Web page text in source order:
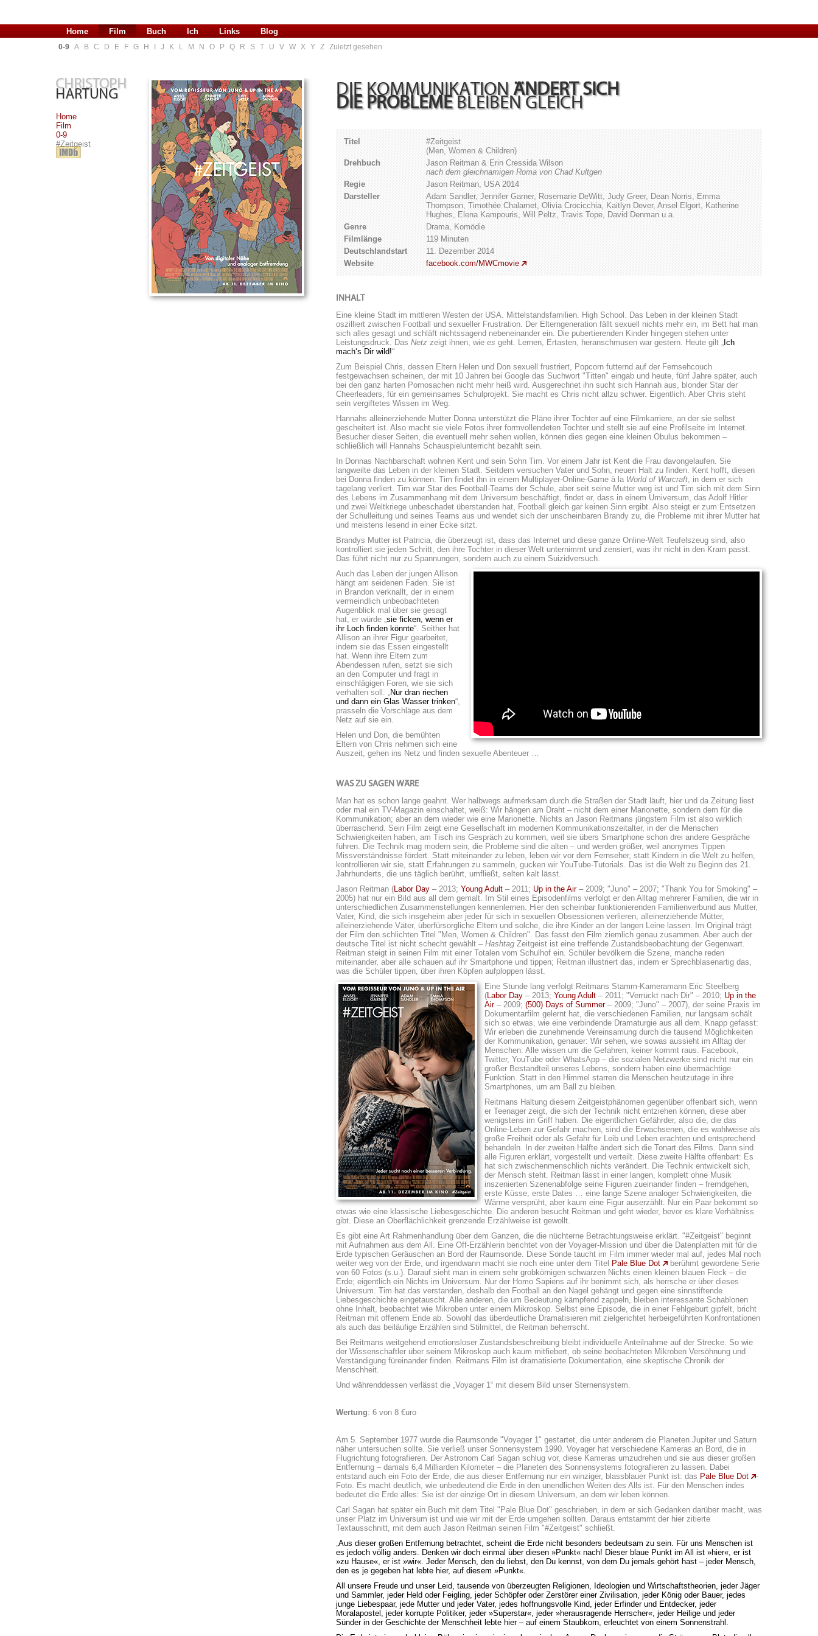
Home Film Buch Ich Links Blog
0-9 A B C D E F G H J K L M N O P Q R S T U V W X Y Z Zuletzt gesehen
Home
Film
0-9
#Zeitgeist
DIE KOMMUNIKATION ÄNDERT SICH
DIE PROBLEMEBLEIBEN GLEICH
Titel
#Zeitgeist
(Men, Women & Children)
Drehbuch
Jason Reitman & Erin Cressida Wilson
nach dem gleichnamigen Roma von Chad Kultgen
Regie
Jason Reitman, USA 2014
Darsteller
Adam Sandler, Jennifer Garner, Rosemarie DeWitt, Judy Greer, Dean Norris, Emma
Thompson, Timothée Chalamet, Olivia Crocicchia, Kaitlyn Dever, Ansel Elgort, Katherine
Hughes, Elena Kampouris, Will Peltz, Travis Tope, David Denman u.a.
Genre
Drama, Komödie
Filmlänge
119 Minuten
Deutschlandstart
11. Dezember 2014
Website
facebook.com/MWCmovie
INHALT
Eine kleine Stadt im mittleren Westen der USA. Mittelstandsfamilien. High School. Das Leben in der kleinen Stadt
oszilliert zwischen Football und sexueller Frustration. Der Elterngeneration fällt sexuell nichts mehr ein, im Bett hat man
sich alles gesagt und schläft nichtssagend nebeneinander ein. Die pubertierenden Kinder hingegen stehen unter
Leistungsdruck. Das Netz zeigt ihnen, wie es geht. Lernen, Ertasten, heranschmusen war gestern. Heute gilt „ Ich
mach‘s Dir wild!“
Zum Beispiel Chris, dessen Eltern Helen und Don sexuell frustriert, Popcorn futternd auf der Fernsehcouch
festgewachsen scheinen, der mit 10 Jahren bei Google das Suchwort "Titten" eingab und heute, fünf Jahre später, auch
bei den ganz harten Pornosachen nicht mehr heiß wird. Ausgerechnet ihn sucht sich Hannah aus, blonder Star der
Cheerleaders, für ein gemeinsames Schulprojekt. Sie macht es Chris nicht allzu schwer. Eigentlich. Aber Chris steht
sein vergiftetes Wissen im Weg.
Hannahs alleinerziehende Mutter Donna unterstützt die Pläne ihrer Tochter auf eine Filmkarriere, an der sie selbst
gescheitert ist. Also macht sie viele Fotos ihrer formvollendeten Tochter und stellt sie auf eine Profilseite im Internet.
Besucher dieser Seiten, die eventuell mehr sehen wollen, können dies gegen eine kleinen Obulus bekommen –
schließlich will Hannahs Schauspielunterricht bezahlt sein.
In Donnas Nachbarschaft wohnen Kent und sein Sohn Tim. Vor einem Jahr ist Kent die Frau davongelaufen. Sie
langweilte das Leben in der kleinen Stadt. Seitdem versuchen Vater und Sohn, neuen Halt zu finden. Kent hofft, diesen
bei Donna finden zu können. Tim findet ihn in einem Multiplayer-Online-Game à la World of Warcraft, in dem er sich
tagelang verliert. Tim war Star des Football-Teams der Schule, aber seit seine Mutter weg ist und Tim sich mit dem Sinn
des Lebens im Zusammenhang mit dem Universum beschäftigt, findet er, dass in einem Umiversum, das Adolf Hitler
und zwei Weltkriege unbeschadet überstanden hat, Football gleich gar keinen Sinn ergibt. Also steigt er zum Entsetzen
der Schulleitung und seines Teams aus und wendet sich der unscheinbaren Brandy zu, die Probleme mit ihrer Mutter hat
und meistens lesend in einer Ecke sitzt.
Brandys Mutter ist Patricia, die überzeugt ist, dass das Internet und diese ganze Online-Welt Teufelszeug sind, also
kontrolliert sie jeden Schritt, den ihre Tochter in dieser Welt unternimmt und zensiert, was ihr nicht in den Kram passt.
Das führt nicht nur zu Spannungen, sondern auch zu einem Suizidversuch.
Auch das Leben der jungen Allison
hängt am seidenen Faden. Sie ist
in Brandon verknallt, der in einem
vermeindlich unbeobachteten
Augenblick mal über sie gesagt
hat, er würde „sie ficken, wenn er
ihr Loch finden könnte“. Seither hat
Allison an ihrer Figur gearbeitet,
indem sie das Essen eingestellt
hat. Wenn ihre Eltern zum
Abendessen rufen, setzt sie sich
an den Computer und fragt in
einschlägigen Foren, wie sie sich
verhalten soll. „Nur dran riechen
und dann ein Glas Wasser trinken“,
prasseln die Vorschläge aus dem
Netz auf sie ein.
Helen und Don, die bemühten
Eltern von Chris nehmen sich eine
Auszeit, gehen ins Netz und finden sexuelle Abenteuer …
WAS ZU SAGEN WÄRE
Man hat es schon lange geahnt. Wer halbwegs aufmerksam durch die Straßen der Stadt läuft, hier und da Zeitung liest
oder mal ein TV-Magazin einschaltet, weiß: Wir hängen am Draht – nicht dem einer Marionette, sondern dem für die
Kommunikation; aber an dem wieder wie eine Marionette. Nichts an Jason Reitmans jüngstem Film ist also wirklich
überraschend. Sein Film zeigt eine Gesellschaft im modernen Kommunikationszeitalter, in der die Menschen
Schwierigkeiten haben, am Tisch ins Gespräch zu kommen, weil sie übers Smartphone schon drei andere Gespräche
führen. Die Technik mag modern sein, die Probleme sind die alten – und werden größer, weil anonymes Tippen
Missverständnisse fördert. Statt miteinander zu leben, leben wir vor dem Fernseher, statt Kindern in die Welt zu helfen,
kontrollieren wir sie, statt Erfahrungen zu sammeln, gucken wir YouTube-Tutorials. Das ist die Welt zu Beginn des 21.
Jahrhunderts, die uns täglich berührt, umfließt, selten kalt lässt.
Jason Reitman (Labor Day – 2013; Young Adult – 2011; Up in the Air– 2009; "Juno" – 2007; "Thank You for Smoking" –
2005) hat nur ein Bild aus all dem gemalt. Im Stil eines Episodenfilms verfolgt er den Alltag mehrerer Familien, die wir in
unterschiedlichen Zusammenstellungen kennenlernen. Hier den scheinbar funktionierenden Familienverbund aus Mutter,
Vater, Kind, die sich insgeheim aber jeder für sich in sexuellen Obsessionen verlieren, alleinerziehende Mütter,
alleinerziehende Väter, überfürsorgliche Eltern und solche, die ihre Kinder an der langen Leine lassen. Im Original trägt
der Film den schlichten Titel "Men, Women & Children". Das fasst den Film ziemlich genau zusammen. Aber auch der
deutsche Titel ist nicht schecht gewählt – Hashtag Zeitgeist ist eine treffende Zustandsbeobachtung der Gegenwart.
Reitman steigt in seinen Film mit einer Totalen vom Schulhof ein. Schüler bevölkern die Szene, manche reden
miteinander, aber alle schauen auf ihr Smartphone und tippen; Reitman illustriert das, indem er Sprechblasenartig das,
was die Schüler tippen, über ihren Köpfen aufploppen lässt.
Eine Stunde lang verfolgt Reitmans Stamm-Kameramann Eric Steelberg
(Labor Day – 2013; Young Adult – 2011; "Verrückt nach Dir" – 2010; Up in the
Air– 2009; (500) Days of Summer– 2009; "Juno" – 2007), der seine Praxis im
Dokumentarfilm gelernt hat, die verschiedenen Familien, nur langsam schält
sich so etwas, wie eine verbindende Dramaturgie aus all dem. Knapp gefasst:
Wir erleben die zunehmende Vereinsamung durch die tausend Möglichkeiten
der Kommunikation, genauer: Wir sehen, wie sowas aussieht im Alltag der
Menschen. Alle wissen um die Gefahren, keiner kommt raus. Facebook,
Twitter, YouTube oder WhatsApp – die sozialen Netzwerke sind nicht nur ein
großer Bestandteil unseres Lebens, sondern haben eine übermächtige
Funktion. Statt in den Himmel starren die Menschen heutzutage in ihre
Smartphones, um am Ball zu bleiben.
Reitmans Haltung diesem Zeitgeistphänomen gegenüber offenbart sich, wenn
er Teenager zeigt, die sich der Technik nicht entziehen können, diese aber
wenigstens im Griff haben. Die eigentlichen Gefährder, also die, die das
Online-Leben zur Gefahr machen, sind die Erwachsenen, die es wahlweise als
große Freiheit oder als Gefahr für Leib und Leben erachten und entsprechend
behandeln. In der zweiten Hälfte ändert sich die Tonart des Films. Dann sind
alle Figuren erklärt, vorgestellt und verteilt. Diese zweite Hälfte offenbart: Es
hat sich zwischenmenschlich nichts verändert. Die Technik entwickelt sich,
der Mensch steht. Reitman lässt in einer langen, komplett ohne Musik
inszenierten Szenenabfolge seine Figuren zueinander finden – fremdgehen,
erste Küsse, erste Dates … eine lange Szene analoger Schwierigkeiten, die
Wärme versprüht, aber kaum eine Figur auserzählt. Nur ein Paar bekommt so
etwas wie eine klassische Liebesgeschichte. Die anderen besucht Reitman und geht wieder, bevor es klare Verhältniss
gibt. Diese an Oberflächlichkeit grenzende Erzählweise ist gewollt.
Es gibt eine Art Rahmenhandlung über dem Ganzen, die die nüchterne Betrachtungsweise erklärt. "#Zeitgeist" beginnt
mit Aufnahmen aus dem All. Eine Off-Erzählerin berichtet von der Voyager-Mission und über die Datenplatten mit für die
Erde typischen Geräuschen an Bord der Raumsonde. Diese Sonde taucht im Film immer wieder mal auf, jedes Mal noch
weiter weg von der Erde, und irgendwann macht sie noch eine unter dem Titel Pale Blue Dot
berühmt gewordene Serie
von 60 Fotos (s.u.). Darauf sieht man in einem sehr grobkörnigen schwarzen Nichts einen kleinen blauen Fleck – die
Erde; eigentlich ein Nichts im Universum. Nur der Homo Sapiens auf ihr benimmt sich, als herrsche er über dieses
Universum. Tim hat das verstanden, deshalb den Football an den Nagel gehängt und gegen eine sinnstiftende
Liebesgeschichte eingetauscht. Alle anderen, die um Bedeutung kämpfend zappeln, bleiben interessante Schablonen
ohne Inhalt, beobachtet wie Mikroben unter einem Mikroskop. Selbst eine Episode, die in einer Fehlgeburt gipfelt, bricht
Reitman mit offenem Ende ab. Sowohl das überdeutliche Dramatisieren mit zielgerichtet herbeigeführten Konfrontationen
als auch das beiläufige Erzählen sind Stilmittel, die Reitman beherrscht.
Bei Reitmans weitgehend emotionsloser Zustandsbeschreibung bleibt individuelle Anteilnahme auf der Strecke. So wie
der Wissenschaftler über seinem Mikroskop auch kaum mitfiebert, ob seine beobachteten Mikroben Versöhnung und
Verständigung füreinander finden. Reitmans Film ist dramatisierte Dokumentation, eine skeptische Chronik der
Menschheit.
Und währenddessen verlässt die „Voyager 1“ mit diesem Bild unser Sternensystem.
Wertung: 6 von 8 €uro
Am 5. September 1977 wurde die Raumsonde "Voyager 1" gestartet, die unter anderem die Planeten Jupiter und Saturn
näher untersuchen sollte. Sie verließ unser Sonnensystem 1990. Voyager hat verschiedene Kameras an Bord, die in
Flugrichtung fotografieren. Der Astronom Carl Sagan schlug vor, diese Kameras umzudrehen und sie aus dieser großen
Entfernung – damals 6,4 Milliarden Kilometer – die Planeten des Sonnensystems fotografieren zu lassen. Dabei
entstand auch ein Foto der Erde, die aus dieser Entfernung nur ein winziger, blassblauer Punkt ist: das Pale Blue Dot
-
Foto. Es macht deutlich, wie unbedeutend die Erde in den unendlichen Weiten des Alls ist. Für den Menschen indes
bedeutet die Erde alles: Sie ist der einzige Ort in diesem Universum, an dem wir leben können.
Carl Sagan hat später ein Buch mit dem Titel "Pale Blue Dot" geschrieben, in dem er sich Gedanken darüber macht, was
unser Platz im Universum ist und wie wir mit der Erde umgehen sollten. Daraus entstammt der hier zitierte
Textausschnitt, mit dem auch Jason Reitman seinen Film "#Zeitgeist" schließt.
„Aus dieser großen Entfernung betrachtet, scheint die Erde nicht besonders bedeutsam zu sein. Für uns Menschen ist
es jedoch völlig anders. Denken wir doch einmal über diesen »Punkt« nach! Dieser blaue Punkt im All ist »hier«, er ist
»zu Hause«, er ist »wir«. Jeder Mensch, den du liebst, den Du kennst, von dem Du jemals gehört hast – jeder Mensch,
den es je gegeben hat lebte hier, auf diesem »Punkt«.
All unsere Freude und unser Leid, tausende von überzeugten Religionen, Ideologien und Wirtschaftstheorien, jeder Jäger
und Sammler, jeder Held oder Feigling, jeder Schöpfer oder Zerstörer einer Zivilisation, jeder König oder Bauer, jedes
junge Liebespaar, jede Mutter und jeder Vater, jedes hoffnungsvolle Kind, jeder Erfinder und Entdecker, jeder
Moralapostel, jeder korrupte Politiker, jeder »Superstar«, jeder »herausragende Herrscher«, jeder Heilige und jeder
Sünder in der Geschichte der Menschheit lebte hier – auf einem Staubkorn, erleuchtet von einem Sonnenstrahl.